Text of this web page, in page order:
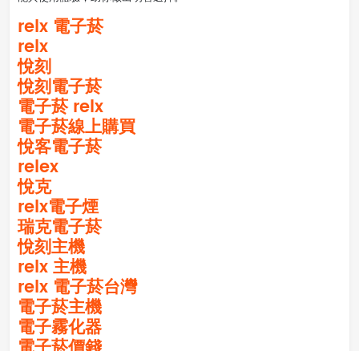
relx 電子菸
relx
悅刻
悅刻電子菸
電子菸 relx
電子菸線上購買
悅客電子菸
relex
悅克
relx電子煙
瑞克電子菸
悅刻主機
relx 主機
relx 電子菸台灣
電子菸主機
電子霧化器